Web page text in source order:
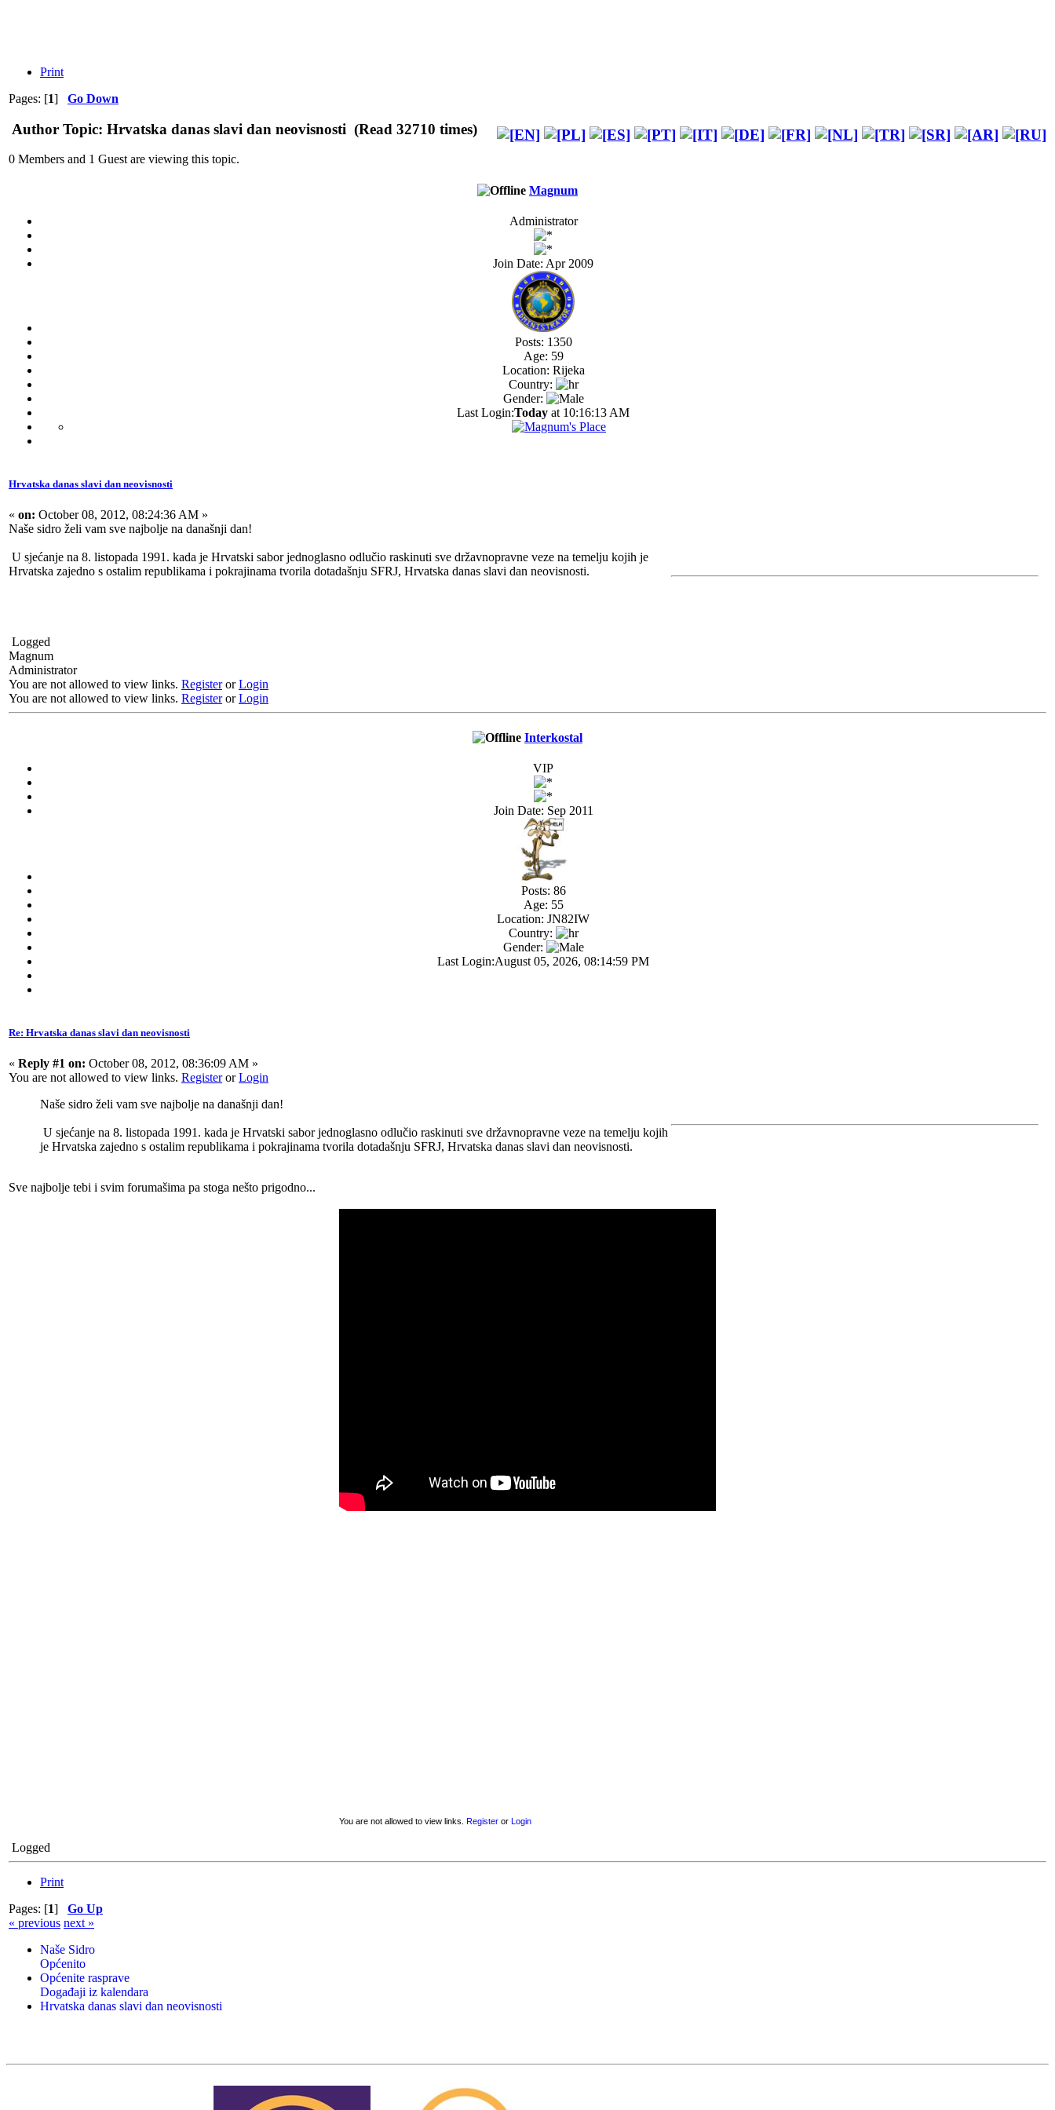
Print
Pages: [1] Go Down
Author Topic: Hrvatska danas slavi dan neovisnosti (Read 32710 times)
0 Members and 1 Guest are viewing this topic.
Magnum
Administrator
Join Date: Apr 2009
Posts: 1350
Age: 59
Location: Rijeka
Country:
Gender:
Last Login:Today at 10:16:13 AM
Hrvatska danas slavi dan neovisnosti
« on: October 08, 2012, 08:24:36 AM »
Naše sidro želi vam sve najbolje na današnji dan!
U sjećanje na 8. listopada 1991. kada je Hrvatski sabor jednoglasno odlučio raskinuti sve državnopravne veze na temelju kojih je
Hrvatska zajedno s ostalim republikama i pokrajinama tvorila dotadašnju SFRJ, Hrvatska danas slavi dan neovisnosti.
Logged
Magnum
Administrator
You are not allowed to view links. RegisterorLogin
You are not allowed to view links. RegisterorLogin
Interkostal
VIP
Join Date: Sep 2011
Posts: 86
Age: 55
Location: JN82IW
Country:
Gender:
Last Login:August 05, 2026, 08:14:59 PM
Re: Hrvatska danas slavi dan neovisnosti
« Reply #1 on: October 08, 2012, 08:36:09 AM »
You are not allowed to view links. RegisterorLogin
Naše sidro želi vam sve najbolje na današnji dan!
U sjećanje na 8. listopada 1991. kada je Hrvatski sabor jednoglasno odlučio raskinuti sve državnopravne veze na temelju kojih
je Hrvatska zajedno s ostalim republikama i pokrajinama tvorila dotadašnju SFRJ, Hrvatska danas slavi dan neovisnosti.
Sve najbolje tebi i svim forumašima pa stoga nešto prigodno...
You are not allowed to view links. Register or Login
Logged
Print
Pages: [1] Go Up
« previous next »
Naše Sidro
Općenito
Općenite rasprave
Događaji iz kalendara
Hrvatska danas slavi dan neovisnosti